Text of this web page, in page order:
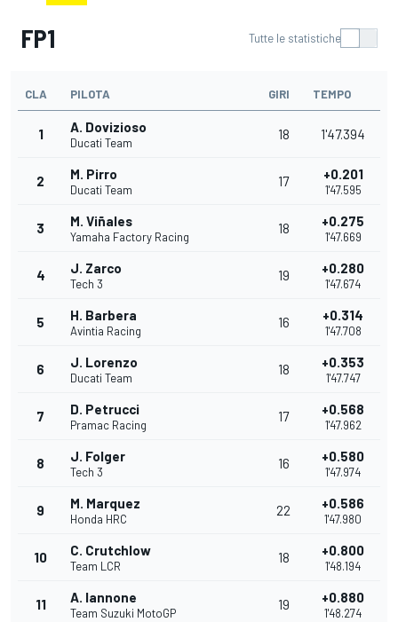
FP1 Tutte le statistiche
CLA PILOTA GIRI TEMPO
1 A. Dovizioso
Ducati Team
18 1'47.394
2 M. Pirro
Ducati Team
17 +0.201
1'47.595
3 M. Viñales
Yamaha Factory Racing
18 +0.275
1'47.669
4 J. Zarco
Tech 3
19 +0.280
1'47.674
5 H. Barbera
Avintia Racing
16 +0.314
1'47.708
6 J. Lorenzo
Ducati Team
18 +0.353
1'47.747
7 D. Petrucci
Pramac Racing
17 +0.568
1'47.962
8 J. Folger
Tech 3
16 +0.580
1'47.974
9 M. Marquez
Honda HRC
22 +0.586
1'47.980
10 C. Crutchlow
Team LCR
18 +0.800
1'48.194
11 A. Iannone
Team Suzuki MotoGP
19 +0.880
1'48.274